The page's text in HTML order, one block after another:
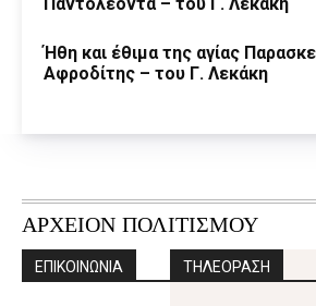
Ήθη και έθιμα της αγίας
Αφροδίτης – του Γ. Λεκάκη
ΑΡΧΕΙΟΝ ΠΟΛΙΤΙΣΜΟΥ
ΕΠΙΚΟΙΝΩΝΙΑ ΤΗΛΕΟΡΑΣΗ